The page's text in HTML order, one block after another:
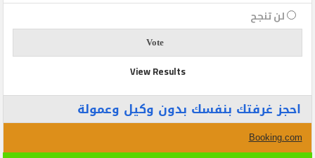
لن تنجح
View Results
احجز غرفتك بنفسك بدون وكيل وعمولة
Booking.com